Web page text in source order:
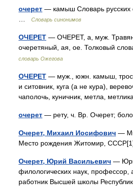
очерет — камыш Словарь русских
Словарь синонимов
ОЧЕРЕТ — ОЧЕРЕТ, а, муж.
очеретяный, ая, ое. Толковый
словарь Ожегова
ОЧЕРЕТ — муж., южн. камыш,
и ситовник, куга (а не кура),
чаполочь, куничник, метла,
очерет — рету, ч. Вр. Очерет;
Очерет, Михаил Иосифович —
Место рождения Житомир,
Очерет, Юрий Васильевич —
филологических наук,
работник Высшей школы